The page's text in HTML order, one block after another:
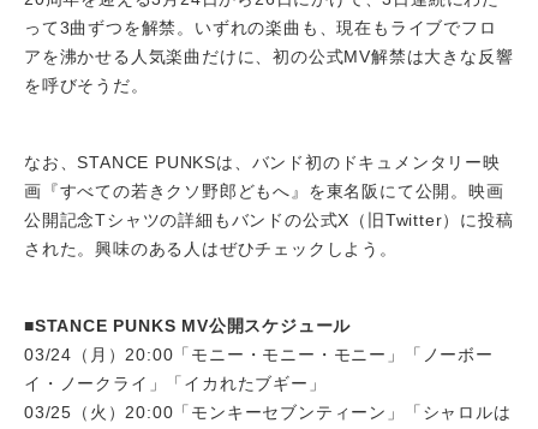
って3曲ずつを解禁。いずれの楽曲も、現在もライブでフロ
アを沸かせる人気楽曲だけに、初の公式MV解禁は大きな反響
を呼びそうだ。
なお、STANCE PUNKSは、バンド初のドキュメンタリー映
画『すべての若きクソ野郎どもへ』を東名阪にて公開。映画
公開記念Tシャツの詳細もバンドの公式X（旧Twitter）に投稿
された。興味のある人はぜひチェックしよう。
■STANCE PUNKS MV公開スケジュール
03/24（月）20:00「モニー・モニー・モニー」「ノーボー
イ・ノークライ」「イカれたブギー」
03/25（火）20:00「モンキーセブンティーン」「シャロルは